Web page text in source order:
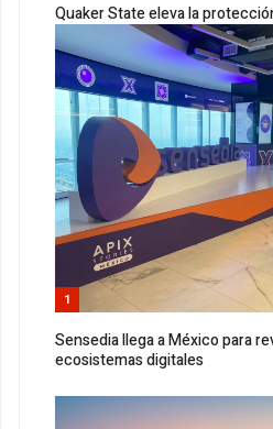
Quaker State eleva la
1
Sensedia llega a México para
ecosistemas digitales